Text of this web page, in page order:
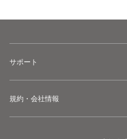
サポート
規約・会社情報